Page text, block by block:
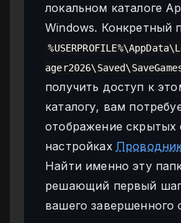
локальном каталоге
Windows. Конкретный
получить доступ к
каталогу, вам
отображение скрытых
настройках
Найти именно эту
решающий первый
вашего завершенного